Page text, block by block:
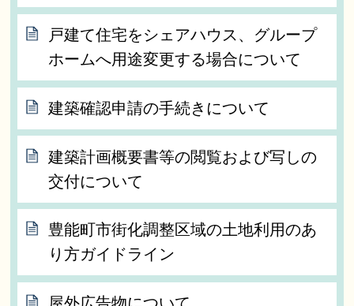
戸建て住宅をシェアハウス、グループ
ホームへ用途変更する場合について
建築確認申請の手続きについて
建築計画概要書等の閲覧および写しの
交付について
豊能町市街化調整区域の土地利用のあ
り方ガイドライン